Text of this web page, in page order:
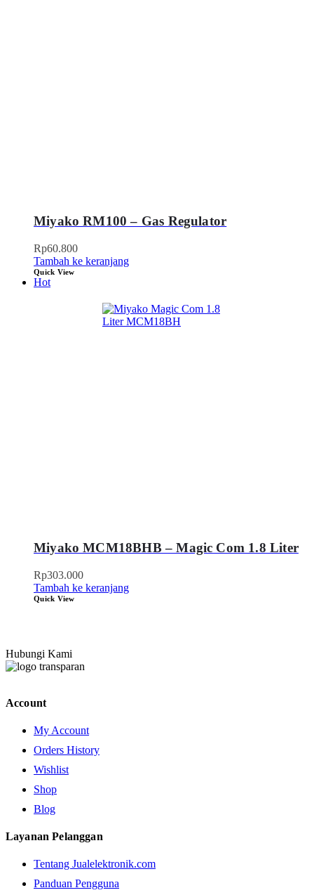
Miyako RM100 – Gas Regulator
Rp60.800
Tambah ke keranjang
Quick View
Hot
Miyako MCM18BHB – Magic Com 1.8 Liter
Rp303.000
Tambah ke keranjang
Quick View
Hubungi Kami
Account
My Account
Orders History
Wishlist
Shop
Blog
Layanan Pelanggan
Tentang Jualelektronik.com
Panduan Pengguna